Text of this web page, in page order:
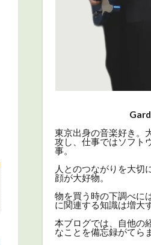
東京出身の音楽好き。
攻し、仕事ではソフト
事。
人とのつながりを大切
顔が大好物。
物を買う時の下調べに
に関連する知識は増大
本ブログでは、自他の
なことを備忘録がてら